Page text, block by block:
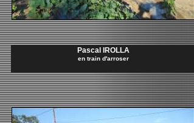
Pascal IROLLA
en train d'arroser